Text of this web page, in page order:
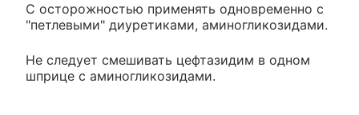
С осторожностью применять одновременно с
"петлевыми" диуретиками, аминогликозидами.
Не следует смешивать цефтазидим в одном
шприце с аминогликозидами.